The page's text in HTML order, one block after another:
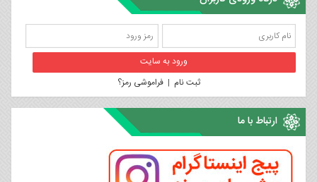
ثبت نام |فراموشی رمز؟
ارتباط با ما